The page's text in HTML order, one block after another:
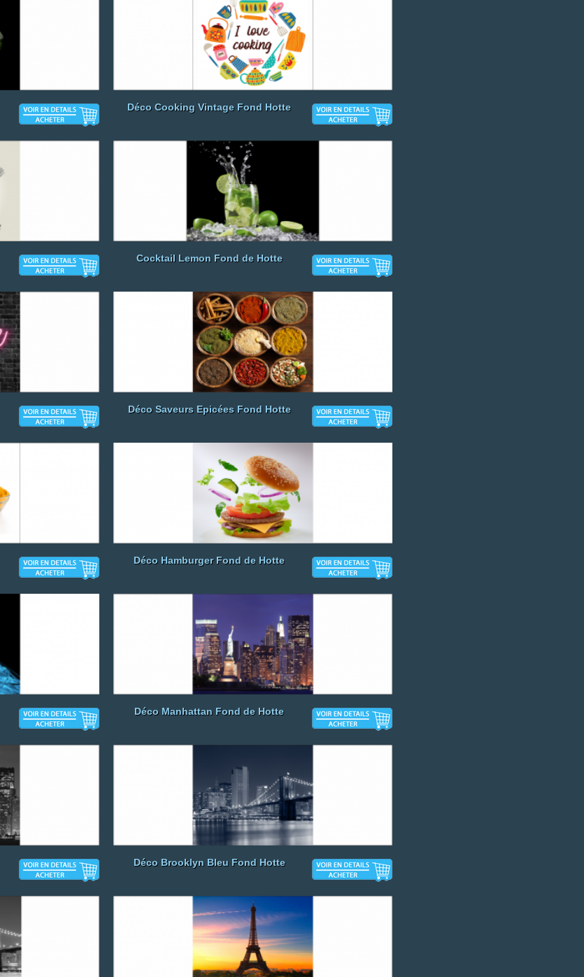
Déco Cooking Vintage Fond Hotte
Cocktail Lemon Fond de Hotte
Déco Saveurs Epicées Fond Hotte
Déco Hamburger Fond de Hotte
Déco Manhattan Fond de Hotte
Déco Brooklyn Bleu Fond Hotte